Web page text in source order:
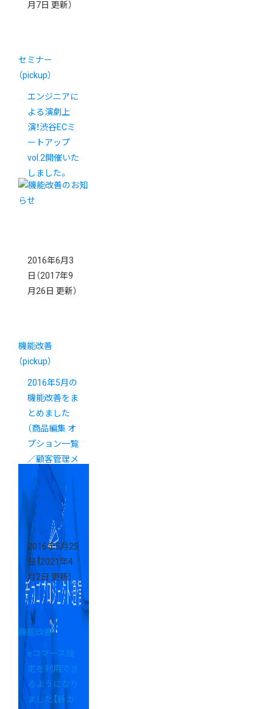
月7日 更新）
セミナー
（pickup）
エンジニアに
よる演劇上
演！渋谷ECミ
ートアップ
vol.2開催いた
しました。
2016年6月3
日 （2017年9
月26日 更新）
機能改善
（pickup）
2016年5月の
機能改善をま
とめました
（商品編集 オ
プション一覧
／顧客管理メ
ニュー）
2016年5月25
日 （2021年4
月2日 更新）
機能改善
eコマース設
定を利用でき
るようになり
ました【新カ